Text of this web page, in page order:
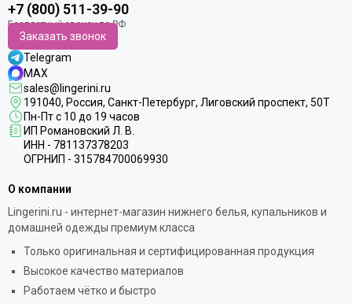
+7 (800) 511-39-90
Заказать звонок
Telegram
MAX
sales@lingerini.ru
191040, Россия, Санкт-Петербург, Лиговский проспект, 50Т
Пн-Пт с 10 до 19 часов
ИП Романовский Л. В.
ИНН - 781137378203
ОГРНИП - 315784700069930
О компании
Lingerini.ru - интернет-магазин нижнего белья, купальников и
домашней одежды премиум класса
Только оригинальная и сертифицированная продукция
Высокое качество материалов
Работаем чётко и быстро